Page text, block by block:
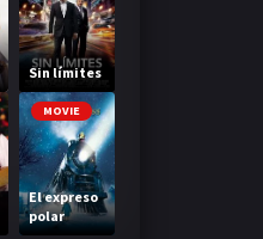
Sin límites
MOVIE
El expreso
polar